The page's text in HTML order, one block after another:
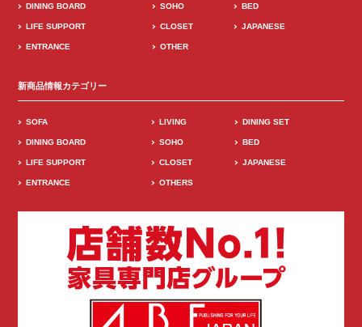
DINING BOARD SOHO BED
LIFE SUPPORT CLOSET JAPANESE
ENTRANCE OTHER
新商品情報カテゴリー
SOFA LIVING DINING SET
DINING BOARD SOHO BED
LIFE SUPPORT CLOSET JAPANESE
ENTRANCE OTHERS